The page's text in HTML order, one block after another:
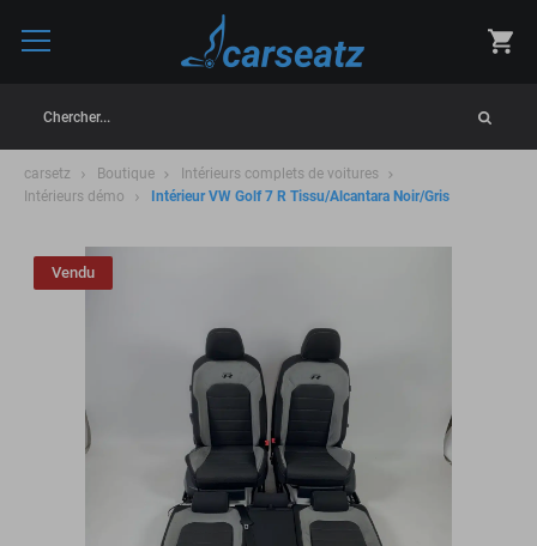
Chercher...
carsetz Boutique
Intérieurs complets de voitures
Intérieurs démo
Intérieur VW Golf 7 R Tissu/Alcantara Noir/Gris
Vendu